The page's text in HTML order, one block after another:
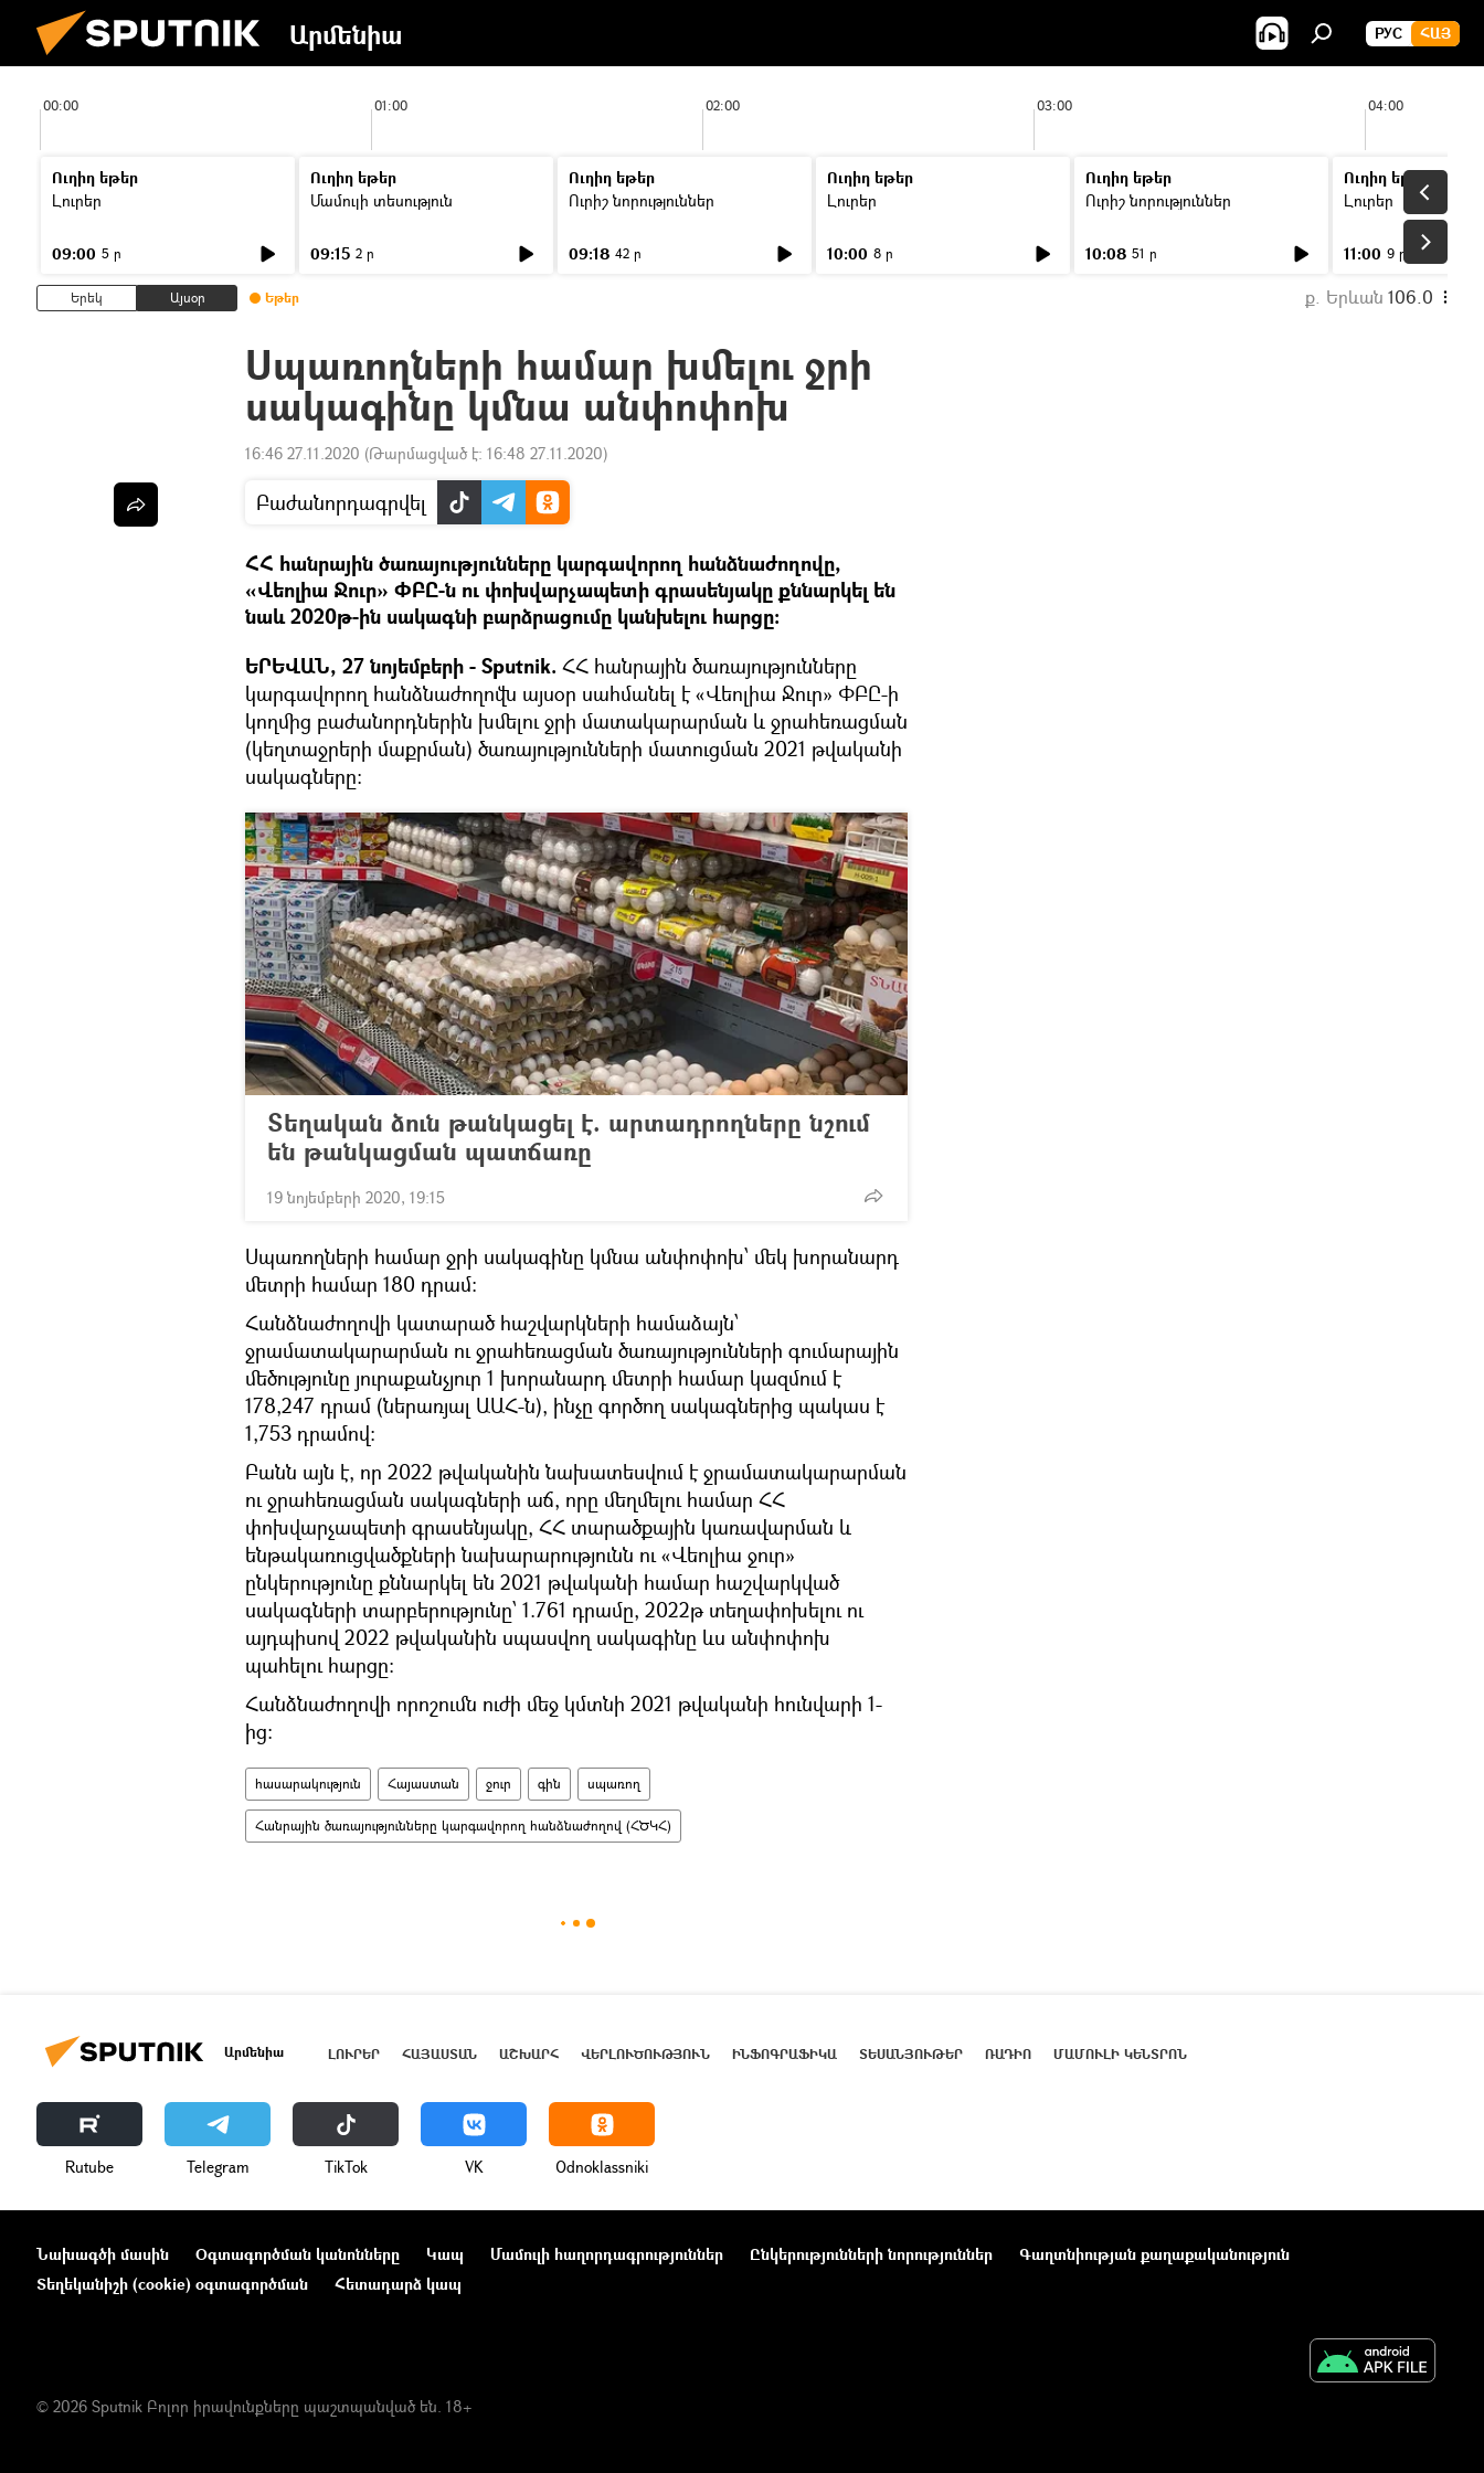
Արմենիա РУС ՀԱՅ
00:00 01:00 02:00 03:00 04:00
Ուղիղ եթեր
Լուրեր
09:00 5 ր
Ուղիղ եթեր
Մամուլի տեսություն
09:15 2 ր
Ուղիղ եթեր
Ուրիշ նորություններ
09:18 42 ր
Ուղիղ եթեր
Լուրեր
10:00 8 ր
Ուղիղ եթեր
Ուրիշ նորություններ
10:08 51 ր
Ուղիղ եթեր
Լուրեր
11:00 9 ր
Երեկ Այսօր Եթեր ք. Երևան 106.0
Սպառողների համար խմելու ջրի
սակագինը կմնա անփոփոխ
16:46 27.11.2020 (Թարմացված է: 16:48 27.11.2020)
Բաժանորդագրվել
ՀՀ հանրային ծառայությունները կարգավորող հանձնաժողովը,
«Վեոլիա Ջուր» ՓԲԸ-ն ու փոխվարչապետի գրասենյակը քննարկել են
նաև 2020թ-ին սակագնի բարձրացումը կանխելու հարցը:
ԵՐԵՎԱՆ, 27 նոյեմբերի - Sputnik. ՀՀ հանրային ծառայությունները
կարգավորող հանձնաժողովն այսօր սահմանել է «Վեոլիա Ջուր» ՓԲԸ-ի
կողմից բաժանորդներին խմելու ջրի մատակարարման և ջրահեռացման
(կեղտաջրերի մաքրման) ծառայությունների մատուցման 2021 թվականի
սակագները:
Տեղական ձուն թանկացել է. արտադրողները նշում
են թանկացման պատճառը
19 նոյեմբերի 2020, 19:15
Սպառողների համար ջրի սակագինը կմնա անփոփոխ՝ մեկ խորանարդ
մետրի համար 180 դրամ:
Հանձնաժողովի կատարած հաշվարկների համաձայն՝
ջրամատակարարման ու ջրահեռացման ծառայությունների գումարային
մեծությունը յուրաքանչյուր 1 խորանարդ մետրի համար կազմում է
178,247 դրամ (ներառյալ ԱԱՀ-ն), ինչը գործող սակագներից պակաս է
1,753 դրամով:
Բանն այն է, որ 2022 թվականին նախատեսվում է ջրամատակարարման
ու ջրահեռացման սակագների աճ, որը մեղմելու համար ՀՀ
փոխվարչապետի գրասենյակը, ՀՀ տարածքային կառավարման և
ենթակառուցվածքների նախարարությունն ու «Վեոլիա ջուր»
ընկերությունը քննարկել են 2021 թվականի համար հաշվարկված
սակագների տարբերությունը՝ 1.761 դրամը, 2022թ տեղափոխելու ու
այդպիսով 2022 թվականին սպասվող սակագինը ևս անփոփոխ
պահելու հարցը:
Հանձնաժողովի որոշումն ուժի մեջ կմտնի 2021 թվականի հունվարի 1-
ից:
հասարակություն Հայաստան ջուր գին սպառող
Հանրային ծառայությունները կարգավորող հանձնաժողով (ՀԾԿՀ)
Արմենիա ԼՈՒՐԵՐ ՀԱՅԱՍՏԱՆ ԱՇԽԱՐՀ ՎԵՐԼՈՒԾՈՒԹՅՈՒՆ ԻՆՖՈԳՐԱՖԻԿԱ ՏԵՍԱՆՅՈՒԹԵՐ ՌԱԴԻՈ ՄԱՄՈՒԼԻ ԿԵՆՏՐՈՆ
Rutube Telegram ТikТоk VK Odnoklassniki
Նախագծի մասին Օգտագործման կանոնները Կապ Մամուլի հաղորդագրություններ Ընկերությունների նորություններ
Գաղտնիության քաղաքականություն
Տեղեկանիշի (cookie) օգտագործման
Հետադարձ կապ
© 2026 Sputnik Բոլոր իրավունքները պաշտպանված են. 18+